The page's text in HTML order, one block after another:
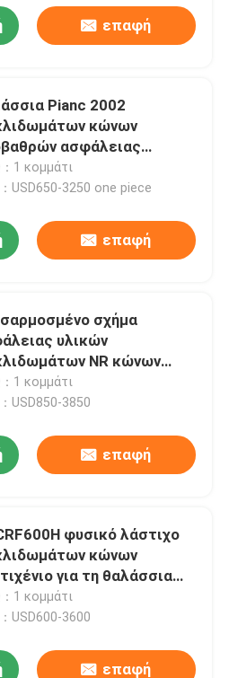
επαφή
Pianc 2002
κώνων
ασφάλειας
υπερβολικά ωμέγα
：1 κομμάτι
USD650-3250 one piece
επαφή
σχήμα
υλικών
NR κώνων
εναντίον της
：1 κομμάτι
USD850-3850
επαφή
φυσικό λάστιχο
κώνων
για τη θαλάσσια
βαρκών
：1 κομμάτι
USD600-3600
επαφή